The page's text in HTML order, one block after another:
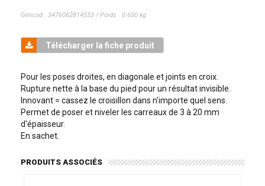
Gencod : 3476062814553 / Poids : 0.600 kg
Télécharger la fiche produit
Pour les poses droites, en diagonale et joints en croix.
Rupture nette à la base du pied pour un résultat invisible.
Innovant = cassez le croisillon dans n'importe quel sens.
Permet de poser et niveler les carreaux de 3 à 20 mm
d'épaisseur.
En sachet.
PRODUITS ASSOCIÉS